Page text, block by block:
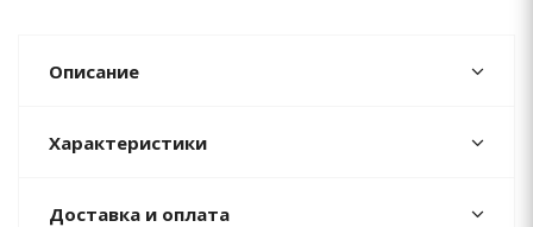
Описание
Характеристики
Доставка и оплата